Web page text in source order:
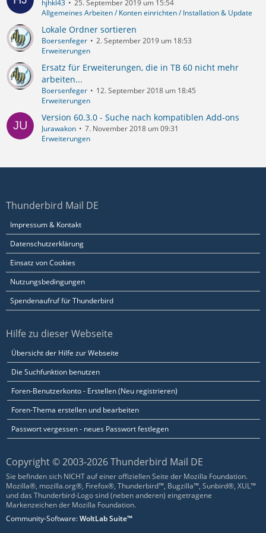
hjhkl43
25. September 2019 um 15:54
Allgemeines Arbeiten / Konten einrichten / Installation & Update
Lokale Ordner sortieren
Boersenfeger
2. September 2019 um 18:53
Erweiterungen
Ersatz für Erweiterungen, die in TB 60 nicht mehr
arbeiten...
Boersenfeger
12. September 2018 um 18:45
Erweiterungen
Version 60.3.0 - Suche nach kompatiblen Add-ons
Jurawakon
7. November 2018 um 09:31
Erweiterungen
Thunderbird Mail DE
Impressum & Kontakt
Datenschutzerklärung
Einsatz von Cookies
Nutzungsbedingungen
Spendenaufruf für Thunderbird
Hilfe zu dieser Webseite
Übersicht der Hilfe zur Webseite
Die Suchfunktion benutzen
Foren-Benutzerkonto - Erstellen (Neu registrieren)
Foren-Thema erstellen und bearbeiten
Passwort vergessen - neues Passwort festlegen
Copyright © 2003-2026 Thunderbird Mail DE
Sie befinden sich NICHT auf einer offiziellen Seite der Mozilla Foundation.
Mozilla®, mozilla.org®, Firefox®, Thunderbird™, Bugzilla™, Sunbird®, XUL™
und das Thunderbird-Logo sind (neben anderen) eingetragene
Markenzeichen der Mozilla Foundation.
Community-Software:WoltLab Suite™